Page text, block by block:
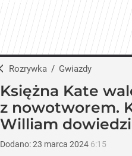
Rozrywka / Gwiazdy
Księżna Kate
z nowotworem.
William
Dodano:23 marca 2024 6:15